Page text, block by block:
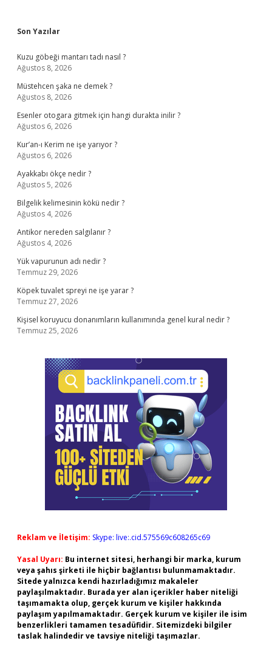
Sidebar
Son Yazılar
Kuzu göbeği mantarı tadı nasıl ?
Ağustos 8, 2026
Müstehcen şaka ne demek ?
Ağustos 8, 2026
Esenler otogara gitmek için hangi durakta inilir ?
Ağustos 6, 2026
Kur’an-ı Kerim ne işe yarıyor ?
Ağustos 6, 2026
Ayakkabı ökçe nedir ?
Ağustos 5, 2026
Bilgelik kelimesinin kökü nedir ?
Ağustos 4, 2026
Antikor nereden salgılanır ?
Ağustos 4, 2026
Yük vapurunun adı nedir ?
Temmuz 29, 2026
Köpek tuvalet spreyi ne işe yarar ?
Temmuz 27, 2026
Kişisel koruyucu donanımların kullanımında genel kural nedir ?
Temmuz 25, 2026
Reklam ve İletişim: Skype: live:.cid.575569c608265c69
Yasal Uyarı: Bu internet sitesi, herhangi bir marka, kurum
veya şahıs şirketi ile hiçbir bağlantısı bulunmamaktadır.
Sitede yalnızca kendi hazırladığımız makaleler
paylaşılmaktadır. Burada yer alan içerikler haber niteliği
taşımamakta olup, gerçek kurum ve kişiler hakkında
paylaşım yapılmamaktadır. Gerçek kurum ve kişiler ile isim
benzerlikleri tamamen tesadüfidir. Sitemizdeki bilgiler
taslak halindedir ve tavsiye niteliği taşımazlar.